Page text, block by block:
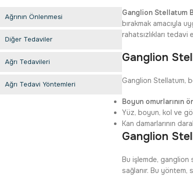
Ağrının Önlenmesi
Diğer Tedaviler
Ağrı Tedavileri
Ağrı Tedavi Yöntemleri
Ganglion Stellatum
bırakmak amacıyla
rahatsızlıkları tedavi
Ganglion
Ganglion Stellatum,
Boyun omurlarının
Yüz, boyun, kol ve
Kan damarlarının
Ganglion
Bu işlemde,
sağlanır. Bu yöntem,